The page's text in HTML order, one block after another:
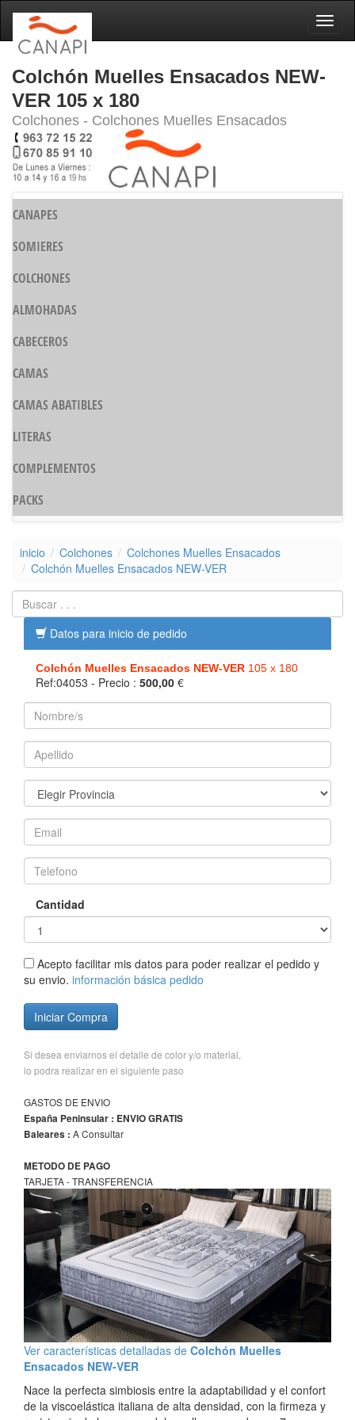
Colchón Muelles Ensacados NEW-
VER 105 x 180
Colchones - Colchones Muelles Ensacados
CANAPES
SOMIERES
COLCHONES
ALMOHADAS
CABECEROS
CAMAS
CAMAS ABATIBLES
LITERAS
COMPLEMENTOS
PACKS
inicio Colchones
Colchones Muelles Ensacados
Colchón Muelles Ensacados NEW-VER
Datos para inicio de pedido
Colchón Muelles Ensacados NEW-VER 105 x 180
Ref:04053 - Precio : 500,00 €
Cantidad
Acepto facilitar mis datos para poder realizar el pedido y
su envio. información básica pedido
Iniciar Compra
Si desea enviarnos el detalle de color y/o material,
lo podra realizar en el siguiente paso
GASTOS DE ENVIO
España Peninsular : ENVIO GRATIS
Baleares : A Consultar
METODO DE PAGO
TARJETA - TRANSFERENCIA
Ver características detalladas de Colchón Muelles
Ensacados NEW-VER
Nace la perfecta simbiosis entre la adaptabilidad y el confort
de la viscoelástica italiana de alta densidad, con la firmeza y